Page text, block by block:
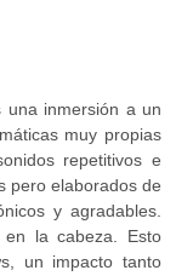
una inmersión a un
muy propias
repetitivos e
pero elaborados de
y agradables.
la cabeza. Esto
un impacto tanto